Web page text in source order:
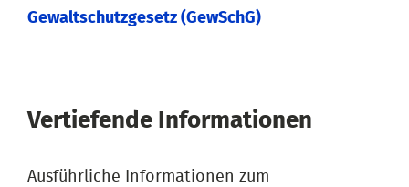
Gewaltschutzgesetz (GewSchG)
Vertiefende Informationen
Ausführliche Informationen zum